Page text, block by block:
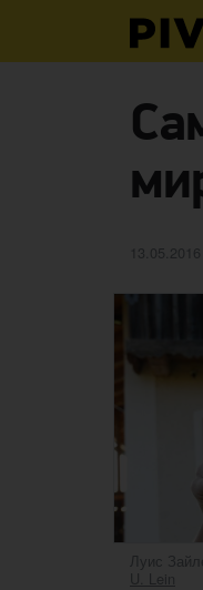
13.05.2016
Луис
U. Lein